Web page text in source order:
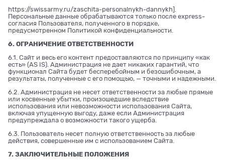
https://swissarmy.ru/zaschita-personalnykh-dannykh].
Персональные данные обрабатываются только после express-
согласия Пользователя, полученного в порядке,
предусмотренном Политикой конфиденциальности.
6. ОГРАНИЧЕНИЕ ОТВЕТСТВЕННОСТИ
6.1. Сайт и весь его контент предоставляются по принципу «как
есть» (AS IS). Администрация не дает никаких гарантий, что
функционал Сайта будет бесперебойным и безошибочным, а
результаты, полученные с его помощью, — точными и надежными.
6.2. Администрация не несет ответственности за любые прямые
или косвенные убытки, произошедшие вследствие
использования или невозможности использования Сайта,
включая упущенную выгоду, даже если Администрация
предупреждала о возможности такого ущерба.
6.3. Пользователь несет полную ответственность за любые
действия, совершенные им с использованием Сайта.
7. ЗАКЛЮЧИТЕЛЬНЫЕ ПОЛОЖЕНИЯ